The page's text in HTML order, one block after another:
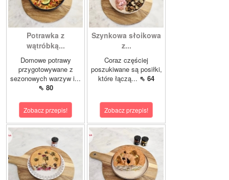
Potrawka z
wątróbką...
Domowe potrawy
przygotowywane z
sezonowych warzyw i...
⇖ 80
Zobacz przepis!
Szynkowa słoikowa
z...
Coraz częściej
poszukiwane są posiłki,
które łączą... ⇖ 64
Zobacz przepis!